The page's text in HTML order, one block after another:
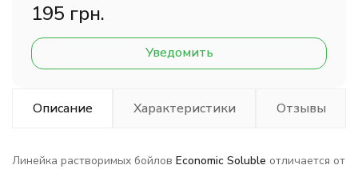
195 грн.
Уведомить
Описание Характеристики Отзывы
Линейка растворимых бойлов Economic Soluble отличается от